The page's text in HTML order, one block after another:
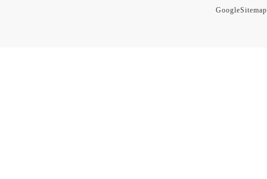
GoogleSitemap